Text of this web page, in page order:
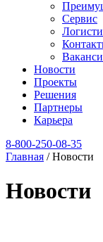
Сервис
Новости
Проекты
Решения
Партнеры
Карьера
8‑800‑250‑08‑35
Главная /Новости
Новости